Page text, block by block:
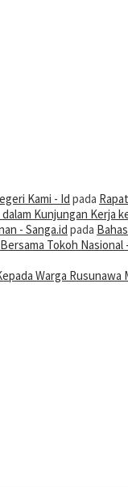
Kami - Id pada
Kunjungan Kerja
- Sanga.id pada
Tokoh
Warga Rusunawa